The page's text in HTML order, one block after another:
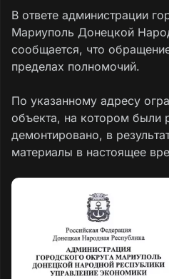
В ответе администрации
Мариуполь Донецкой
сообщается, что
пределах полномочий.
По указанному адресу
объекта, на котором были
демонтировано, в
материалы в настоящее